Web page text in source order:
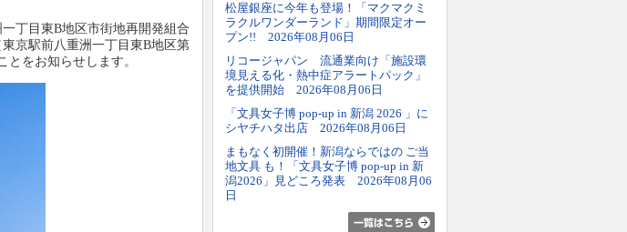
丁目東B地区市街地再開発組合
京駅前八重洲一丁目東B地区第
をお知らせします。
松屋銀座に今年も登場！「マクマクミ
ラクルワンダーランド」期間限定オー
プン!! 2026年08月06日
リコージャパン 流通業向け「施設環
境見える化・熱中症アラートパック」
を提供開始 2026年08月06日
「文具女子博 pop-up in 新潟 2026 」に
シヤチハタ出店 2026年08月06日
まもなく初開催！新潟ならではの ご当
地文具 も！「文具女子博 pop-up in 新
潟2026」見どころ発表 2026年08月06
日